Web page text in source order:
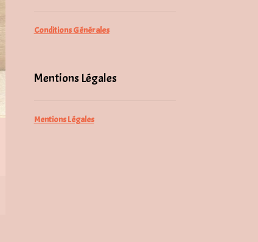
Conditions Générales
Mentions Légales
Mentions Légales